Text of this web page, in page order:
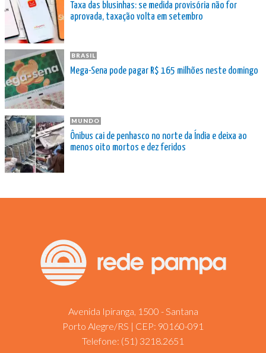
Taxa das blusinhas: se medida provisória não for
aprovada, taxação volta em setembro
BRASIL
Mega-Sena pode pagar R$ 165 milhões neste domingo
MUNDO
Ônibus cai de penhasco no norte da Índia e deixa ao
menos oito mortos e dez feridos
Avenida Ipiranga, 1500 - Santana
Porto Alegre/RS | CEP: 90160-091
Telefone: (51) 3218.2651